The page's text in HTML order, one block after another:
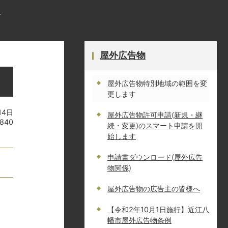
日
屋外広告物
屋外広告物特別地域の範囲を変
更します
屋外広告物許可申請(新規・継
続・変更)のスマート申請を開
始します
申請書ダウンロード(屋外広告
物関係)
屋外広告物の広告主の皆様へ
【令和2年10月1日施行】近江八
幡市屋外広告物条例